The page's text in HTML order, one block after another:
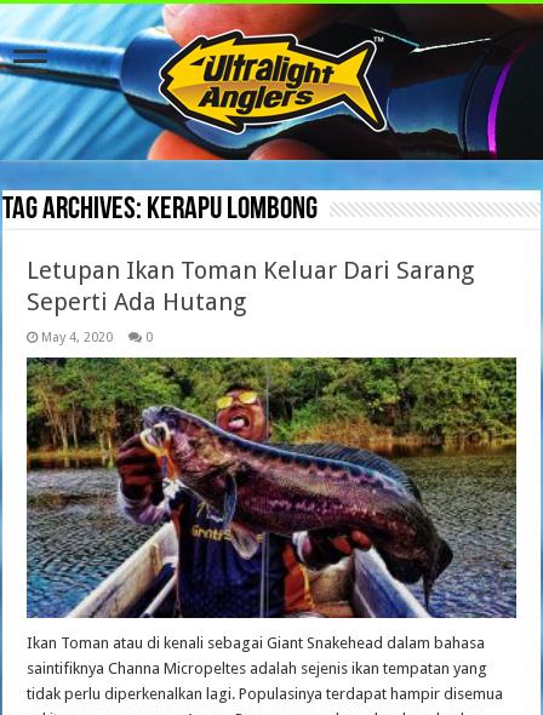
Tag Archives: Kerapu Lombong
Letupan Ikan Toman Keluar Dari Sarang
Seperti Ada Hutang
May 4, 2020 0
Ikan Toman atau di kenali sebagai Giant Snakehead dalam bahasa
saintifiknya Channa Micropeltes adalah sejenis ikan tempatan yang
tidak perlu diperkenalkan lagi. Populasinya terdapat hampir disemua